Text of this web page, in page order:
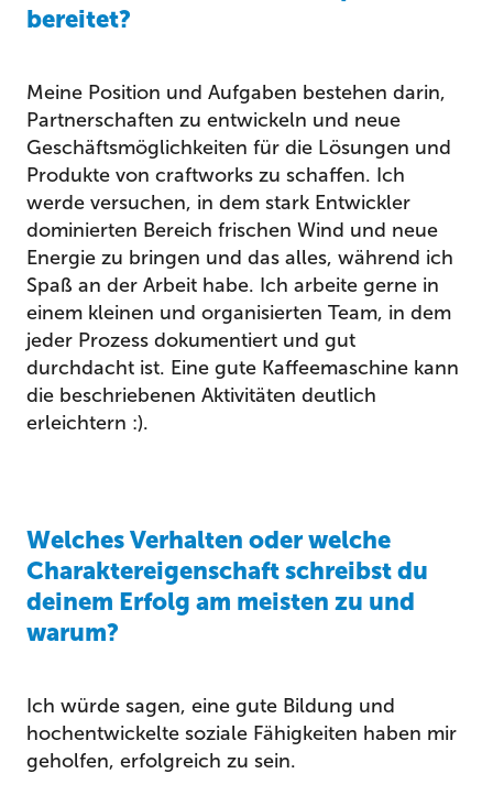
bereitet?
Meine Position und Aufgaben bestehen darin,
Partnerschaften zu entwickeln und neue
Geschäftsmöglichkeiten für die Lösungen und
Produkte von craftworks zu schaffen. Ich
werde versuchen, in dem stark Entwickler
dominierten Bereich frischen Wind und neue
Energie zu bringen und das alles, während ich
Spaß an der Arbeit habe. Ich arbeite gerne in
einem kleinen und organisierten Team, in dem
jeder Prozess dokumentiert und gut
durchdacht ist. Eine gute Kaffeemaschine kann
die beschriebenen Aktivitäten deutlich
erleichtern :).
Welches Verhalten oder welche
Charaktereigenschaft schreibst du
deinem Erfolg am meisten zu und
warum?
Ich würde sagen, eine gute Bildung und
hochentwickelte soziale Fähigkeiten haben mir
geholfen, erfolgreich zu sein.